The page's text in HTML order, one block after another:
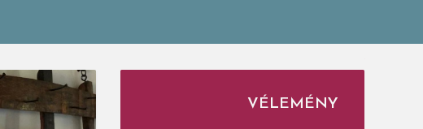
VÉLEMÉNY